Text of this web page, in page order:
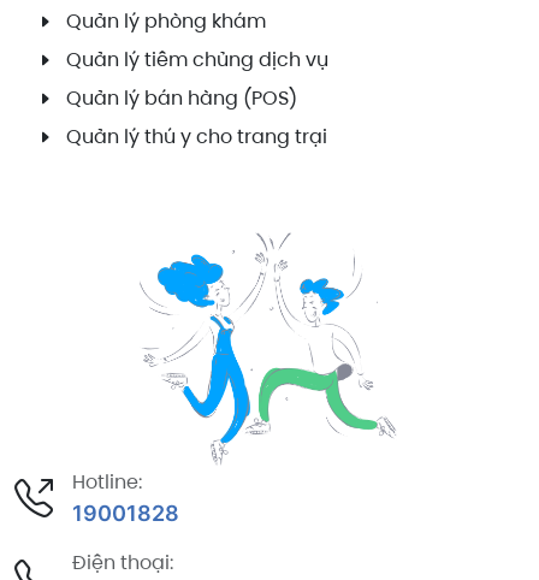
Quản lý phòng khám
Quản lý tiêm chủng dịch vụ
Quản lý bán hàng (POS)
Quản lý thú y cho trang trại
Hotline:
19001828
Điện thoại: